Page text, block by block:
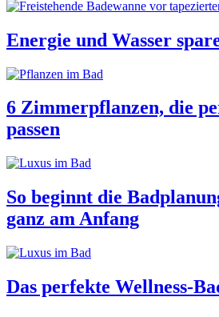
Energie und Wasser
6 Zimmerpflanzen, die
passen
So beginnt die
ganz am Anfang
Das perfekte Wellness-